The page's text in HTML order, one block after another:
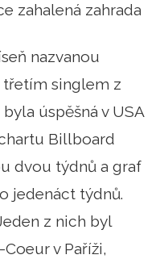
zahalená zahrada
nazvanou
singlem z
úspěšná v USA
Billboard
dvou týdnů a graf
jedenáct týdnů.
z nich byl
v Paříži,